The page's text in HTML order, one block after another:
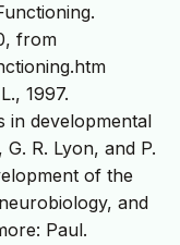
from
1997.
in developmental
R. Lyon, and P.
of the
and
Paul.